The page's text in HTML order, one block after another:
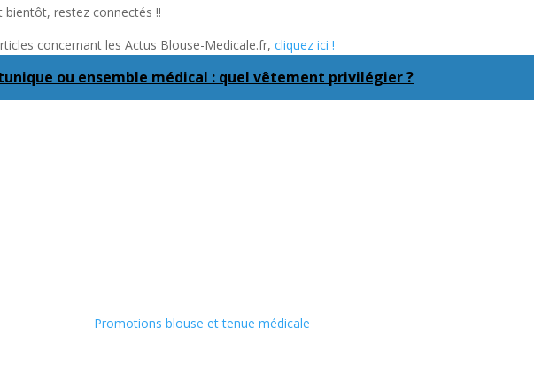
restez connectés !!
concernant les Actus Blouse-Medicale.fr,cliquez ici !
ou ensemble médical : quel vêtement privilégier ?
Promotions blouse et tenue médicale